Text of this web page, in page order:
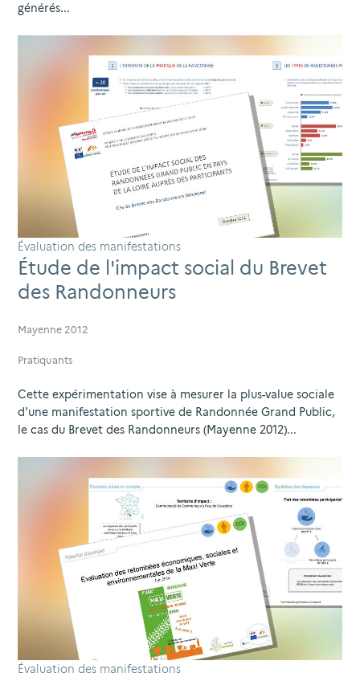
générés...
Évaluation des manifestations
Étude de l'impact social du Brevet
des Randonneurs
Mayenne 2012
Pratiquants
Cette expérimentation vise à mesurer la plus-value sociale
d'une manifestation sportive de Randonnée Grand Public,
le cas du Brevet des Randonneurs (Mayenne 2012)...
Évaluation des manifestations